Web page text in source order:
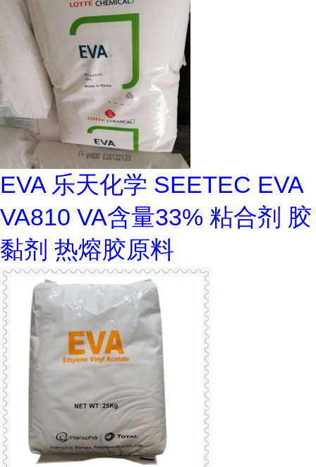
EVA 乐天化学 SEETEC EVA
VA810 VA含量33% 粘合剂 胶
黏剂 热熔胶原料